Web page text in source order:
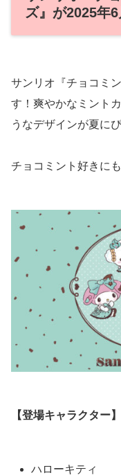
ズ』が2025年6
サンリオ『チョコミ
す！爽やかなミント
うなデザインが夏に
チョコミント好きに
【登場キャラクター】
ハローキティ